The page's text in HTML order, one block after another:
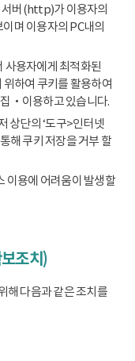
서버(http)가 이용자의
며 이용자의 PC내의
사용자에게 최적화된
위하여 쿠키를 활용하여
‧이용하고 있습니다.
상단의 ‘도구>인터넷
해 쿠키 저장을 거부 할
이용에 어려움이 발생할
조치)
해 다음과 같은 조치를